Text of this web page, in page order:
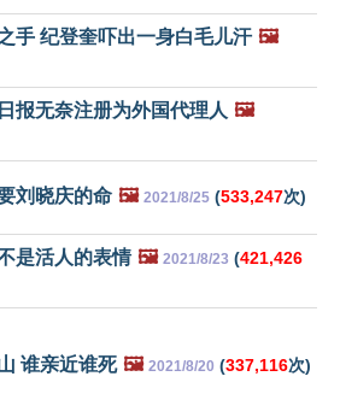
手 纪登奎吓出一身白毛儿汗 🖼️
报无奈注册为外国代理人 🖼️
刘晓庆的命 🖼️ 2021/8/25 (533,247次)
是活人的表情 🖼️ 2021/8/23 (421,426
谁亲近谁死 🖼️ 2021/8/20 (337,116次)